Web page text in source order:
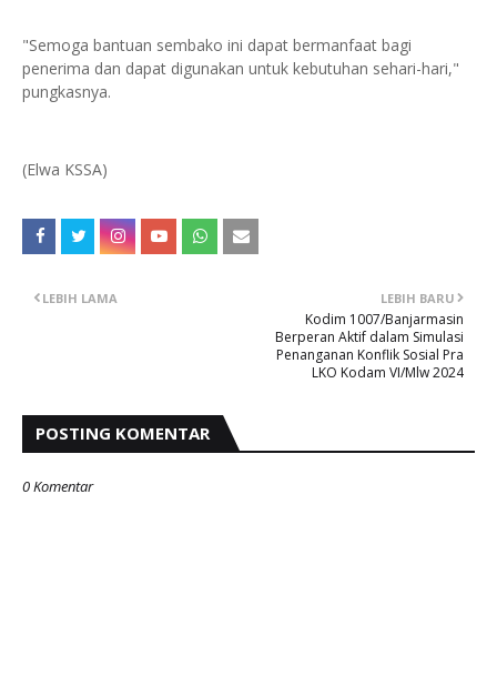
"Semoga bantuan sembako ini dapat bermanfaat bagi
penerima dan dapat digunakan untuk kebutuhan sehari-hari,"
pungkasnya.
(Elwa KSSA)
LEBIH BARU
Kodim 1007/Banjarmasin
Berperan Aktif dalam Simulasi
Penanganan Konflik Sosial Pra
LKO Kodam VI/Mlw 2024
LEBIH LAMA
POSTING KOMENTAR
0 Komentar